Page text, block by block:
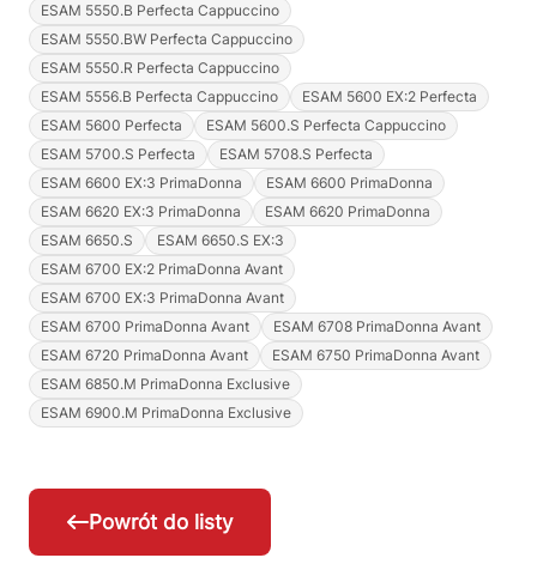
ESAM 5550.B Perfecta Cappuccino
ESAM 5550.BW Perfecta Cappuccino
ESAM 5550.R Perfecta Cappuccino
ESAM 5556.B Perfecta Cappuccino
ESAM 5600 EX:2 Perfecta
ESAM 5600 Perfecta
ESAM 5600.S Perfecta Cappuccino
ESAM 5700.S Perfecta
ESAM 5708.S Perfecta
ESAM 6600 EX:3 PrimaDonna
ESAM 6600 PrimaDonna
ESAM 6620 EX:3 PrimaDonna
ESAM 6620 PrimaDonna
ESAM 6650.S
ESAM 6650.S EX:3
ESAM 6700 EX:2 PrimaDonna Avant
ESAM 6700 EX:3 PrimaDonna Avant
ESAM 6700 PrimaDonna Avant
ESAM 6708 PrimaDonna Avant
ESAM 6720 PrimaDonna Avant
ESAM 6750 PrimaDonna Avant
ESAM 6850.M PrimaDonna Exclusive
ESAM 6900.M PrimaDonna Exclusive
Powrót do listy